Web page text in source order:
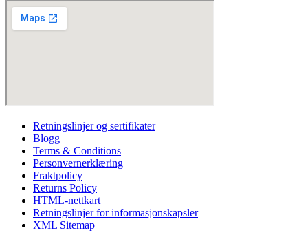
Retningslinjer og sertifikater
Blogg
Terms & Conditions
Personvernerklæring
Fraktpolicy
Returns Policy
HTML-nettkart
Retningslinjer for informasjonskapsler
XML Sitemap